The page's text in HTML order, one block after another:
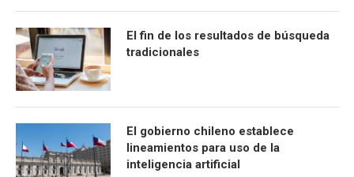
El fin de los resultados de búsqueda
tradicionales
El gobierno chileno establece
lineamientos para uso de la
inteligencia artificial